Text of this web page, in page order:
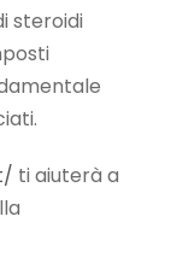
steroidi
ti aiuterà a